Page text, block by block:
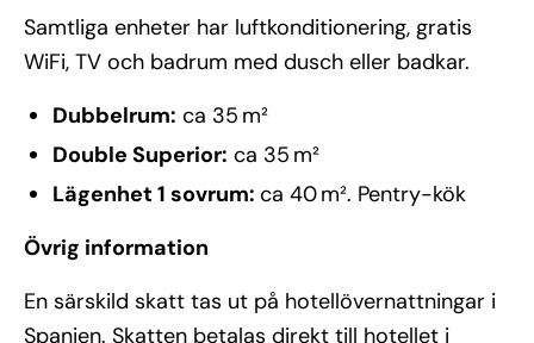
Samtliga enheter har luftkonditionering, gratis
WiFi, TV och badrum med dusch eller badkar.
Dubbelrum: ca 35 m²
Double Superior: ca 35 m²
Lägenhet 1 sovrum: ca 40 m². Pentry-kök
Övrig information
En särskild skatt tas ut på hotellövernattningar i
Spanien. Skatten betalas direkt till hotellet i